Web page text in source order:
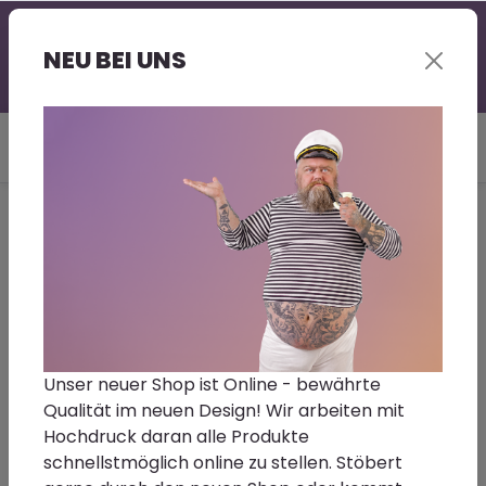
Ort | Großer Lagerbestand | Kurze Lieferzeit |
Maschinen Mirka
Mirka Netzkabel 4,3m CE
230V für Deros 650/680CV
Mirka Netzkabel 4,3m CE 230V für Deros
650/680CV
NEU BEI UNS
Unser neuer Shop ist Online - bewährte
Qualität im neuen Design! Wir arbeiten mit
Hochdruck daran alle Produkte
schnellstmöglich online zu stellen. Stöbert